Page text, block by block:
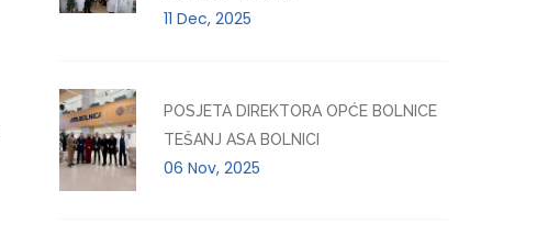
11 Dec, 2025
POSJETA DIREKTORA OPĆE BOLNICE
TEŠANJ ASA BOLNICI
06 Nov, 2025